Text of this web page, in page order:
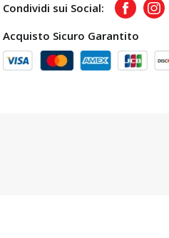
Condividi sui Social:
Acquisto Sicuro Garantito